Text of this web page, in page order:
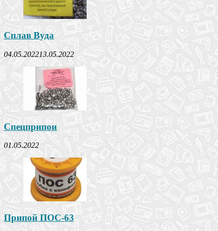
Сплав Вуда
04.05.202213.05.2022
Спецприпои
01.05.2022
Припой ПОС-63